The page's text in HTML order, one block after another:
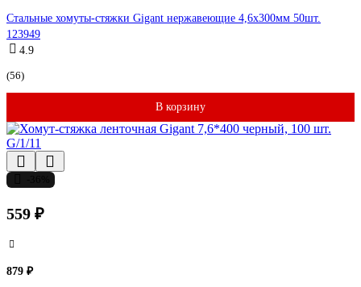
Стальные хомуты-стяжки Gigant нержавеющие 4,6x300мм 50шт.
123949
4.9
(56)
В корзину
559 ₽
879 ₽